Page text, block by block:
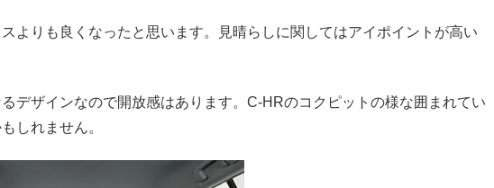
よりも良くなったと思います。見晴らしに関してはアイポイントが高い
デザインなので開放感はあります。C-HRのコクピットの様な囲まれてい
しれません。